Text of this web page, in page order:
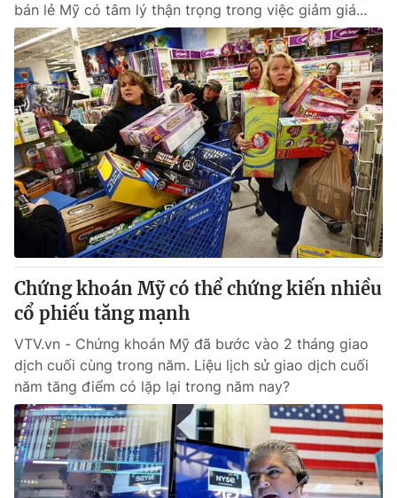
bán lẻ Mỹ có tâm lý thận trọng trong việc giảm giá...
Chứng khoán Mỹ có thể chứng kiến nhiều
cổ phiếu tăng mạnh
VTV.vn - Chứng khoán Mỹ đã bước vào 2 tháng giao
dịch cuối cùng trong năm. Liệu lịch sử giao dịch cuối
năm tăng điểm có lặp lại trong năm nay?